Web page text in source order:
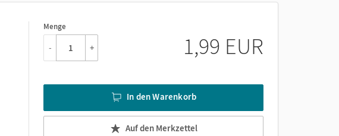
Menge
1
- + 1,99 EUR
In den Warenkorb
Auf den Merkzettel